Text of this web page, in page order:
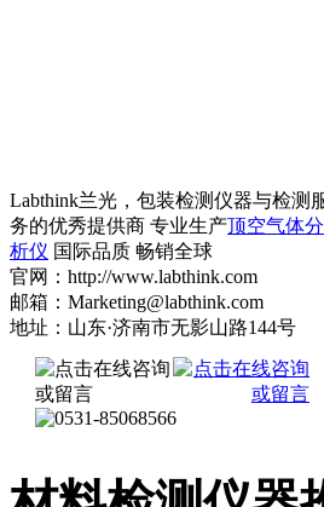
Labthink兰光，包装检测仪器与检测
务的优秀提供商 专业生产顶空气体分
析仪 国际品质 畅销全球
官网：http://www.labthink.com
邮箱：Marketing@labthink.com
地址：山东·济南市无影山路144号